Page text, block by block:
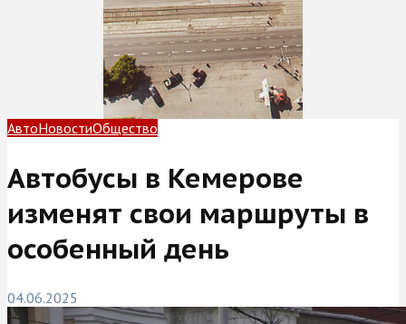
АвтоНовостиОбщество
Автобусы в Кемерове
изменят свои маршруты в
особенный день
04.06.2025